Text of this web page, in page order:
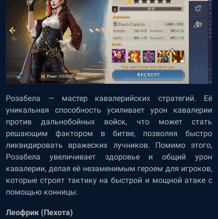
Розабела — мастер кавалерийских стратегий. Её
уникальная способность усиливает урон кавалерии
против дальнобойных войск, что может стать
решающим фактором в битве, позволяя быстро
ликвидировать вражеских лучников. Помимо этого,
Розабела увеличивает здоровье и общий урон
кавалерии, делая её незаменимым героем для игроков,
которые строят тактику на быстрой и мощной атаке с
помощью конницы.
Леофрик (Пехота)